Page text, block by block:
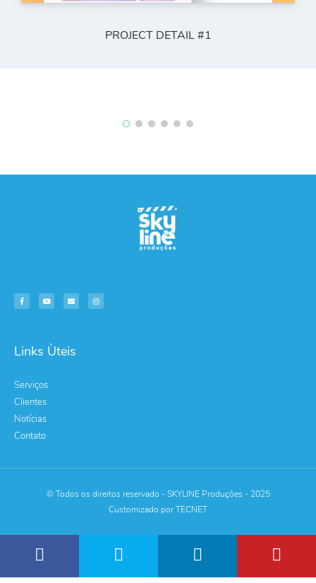
PROJECT DETAIL #1
Links Ùteis
Serviços
Clientes
Notícias
Contato
© Todos os direitos reservado - SKYLINE Produções - 2025
Customizado por TECNET